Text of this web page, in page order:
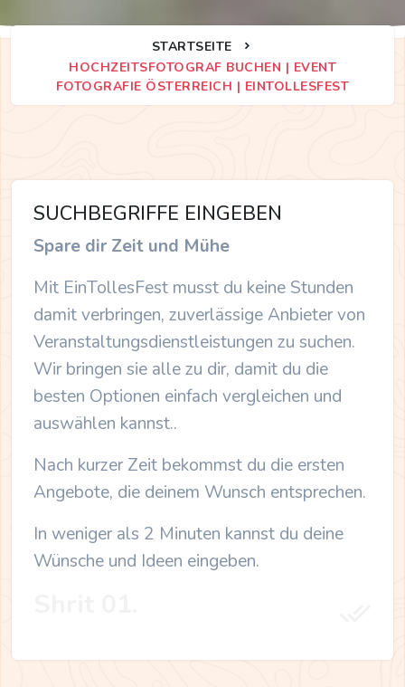
STARTSEITE
HOCHZEITSFOTOGRAF BUCHEN | EVENT
FOTOGRAFIE ÖSTERREICH | EINTOLLESFEST
WIE ES FUNKTIONIERT
SUCHBEGRIFFE EINGEBEN
Spare dir Zeit und Mühe
Mit EinTollesFest musst du keine Stunden
damit verbringen, zuverlässige Anbieter von
Veranstaltungsdienstleistungen zu suchen.
Wir bringen sie alle zu dir, damit du die
besten Optionen einfach vergleichen und
auswählen kannst..
Nach kurzer Zeit bekommst du die ersten
Angebote, die deinem Wunsch entsprechen.
In weniger als 2 Minuten kannst du deine
Wünsche und Ideen eingeben.